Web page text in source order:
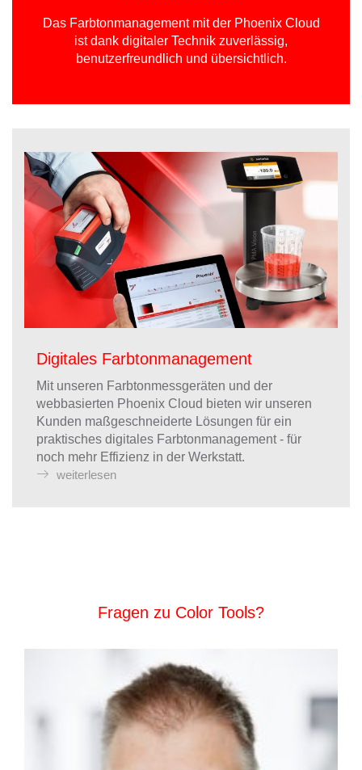
Fragen zu Color Tools?
Das Farbtonmanagement mit der Phoenix Cloud
ist dank digitaler Technik zuverlässig,
benutzerfreundlich und übersichtlich.
Digitales Farbtonmanagement
Mit unseren Farbtonmessgeräten und der
webbasierten Phoenix Cloud bieten wir unseren
Kunden maßgeschneiderte Lösungen für ein
praktisches digitales Farbtonmanagement - für
noch mehr Effizienz in der Werkstatt.
weiterlesen